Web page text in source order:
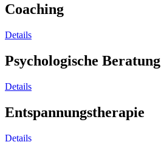
Coaching
Details
Psychologische Beratung
Details
Entspannungstherapie
Details